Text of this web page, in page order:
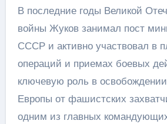
В последние годы Великой
войны Жуков занимал пост
СССР и активно участвовал в
операций и приемах боевых
ключевую роль в
Европы от фашистских
одним из главных